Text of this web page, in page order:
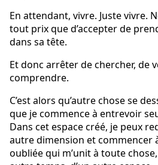
En attendant, vivre. Juste vivre.
tout prix que d’accepter de
dans sa tête.
Et donc arrêter de chercher, de
comprendre.
C’est alors qu’autre chose se
que je commence à entrevoir
Dans cet espace créé, je peux
autre dimension et commencer
oubliée qui m’unit à toute